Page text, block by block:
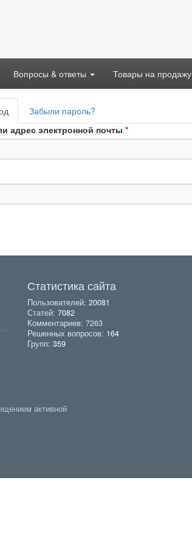
Вопросы & ответы Товары на продажу
(активная
вкладка)
Забыли пароль?
адрес электронной почты *
Статистика сайта
Пользователей: 20081
Статей: 7082
Комментариев: 7263
Решенных вопросов: 164
Групп: 359
активной